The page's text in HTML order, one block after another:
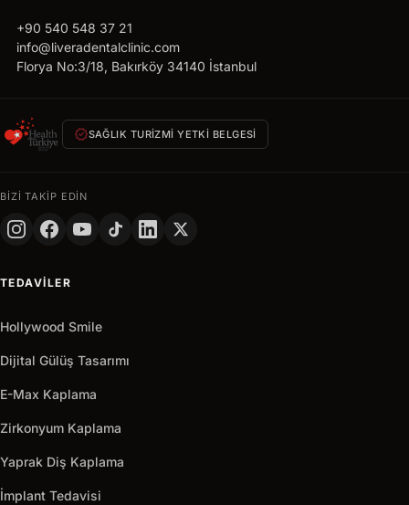
alın
24
saat
size
özel
teklif
SOYAD
Turkey+90
Hemen
+90 540 548 37 21
info@liveradentalclinic.com
Florya No:3/18, Bakırköy 34140 İstanbul
verifiedSAĞLIK TURIZMI YETKI BELGESI
BIZI TAKIP EDIN
TEDAVILER
Hollywood Smile
Dijital Gülüş Tasarımı
E-Max Kaplama
Zirkonyum Kaplama
Yaprak Diş Kaplama
İmplant Tedavisi